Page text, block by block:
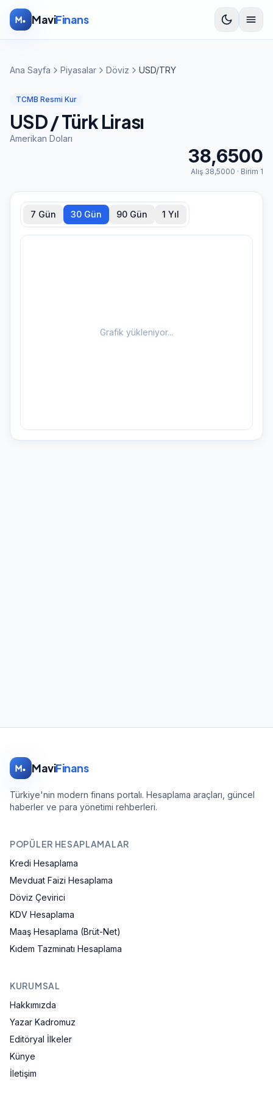
İçeriğe atla
MaviFinans
Ana Sayfa Piyasalar Döviz USD/TRY
TCMB Resmi Kur
USD/ Türk Lirası
Amerikan Doları
38,6500
Alış 38,5000 · Birim 1
7 Gün 30 Gün 90 Gün 1 Yıl
Grafik yükleniyor...
MaviFinans
Türkiye'nin modern finans portalı. Hesaplama araçları, güncel
haberler ve para yönetimi rehberleri.
POPÜLER HESAPLAMALAR
Kredi Hesaplama
Mevduat Faizi Hesaplama
Döviz Çevirici
KDV Hesaplama
Maaş Hesaplama (Brüt-Net)
Kıdem Tazminatı Hesaplama
KURUMSAL
Hakkımızda
Yazar Kadromuz
Editöryal İlkeler
Künye
İletişim